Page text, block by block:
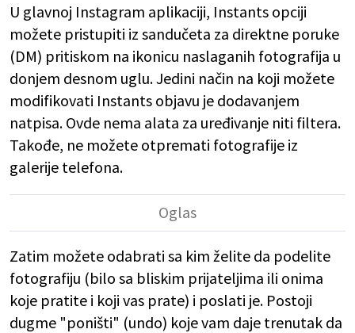
U glavnoj Instagram aplikaciji, Instants opciji
možete pristupiti iz sandučeta za direktne poruke
(DM) pritiskom na ikonicu naslaganih fotografija u
donjem desnom uglu. Jedini način na koji možete
modifikovati Instants objavu je dodavanjem
natpisa. Ovde nema alata za uređivanje niti filtera.
Takođe, ne možete otpremati fotografije iz
galerije telefona.
Zatim možete odabrati sa kim želite da podelite
fotografiju (bilo sa bliskim prijateljima ili onima
koje pratite i koji vas prate) i poslati je. Postoji
dugme "poništi" (undo) koje vam daje trenutak da